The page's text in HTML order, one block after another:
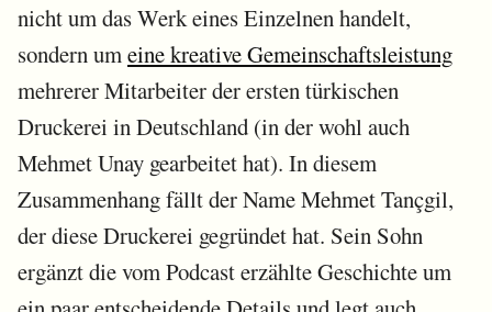
nicht um das Werk eines Einzelnen handelt,
sondern umeine kreative Gemeinschaftsleistung
mehrerer Mitarbeiter der ersten türkischen
Druckerei in Deutschland (in der wohl auch
Mehmet Unay gearbeitet hat). In diesem
Zusammenhang fällt der Name Mehmet Tançgil,
der diese Druckerei gegründet hat. Sein Sohn
ergänzt die vom Podcast erzählte Geschichte um